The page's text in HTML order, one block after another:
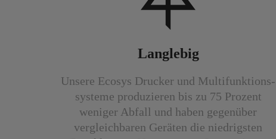
Langlebig
Unsere Ecosys Drucker und Multi­funktions­
systeme produzieren bis zu 75 Prozent
weniger Abfall und haben gegen­über
vergleich­baren Geräten die niedrigsten